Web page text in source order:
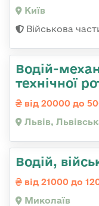
Київ
Військова
Водій-
технічної
від 20000 до
Львів,
Водій,
від 21000 до
Миколаїв